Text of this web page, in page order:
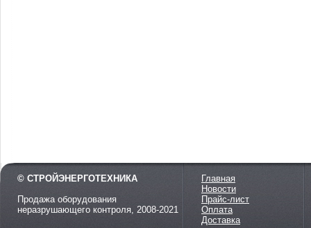
© СТРОЙЭНЕРГОТЕХНИКА
Продажа оборудования
неразрушающего контроля, 2008-2021
Главная
Новости
Прайс-лист
Оплата
Доставка